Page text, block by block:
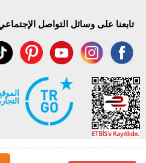
تابعنا على وسائل التواصل